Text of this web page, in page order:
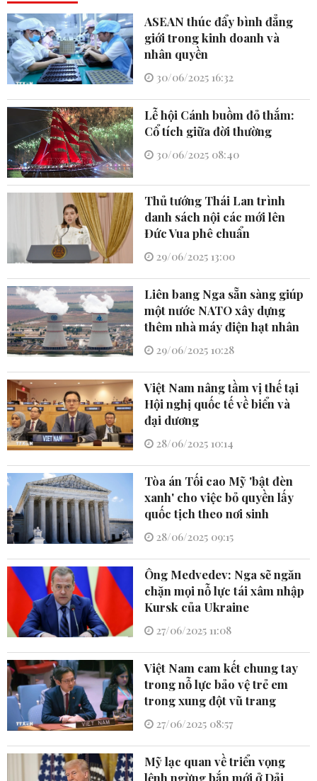
ASEAN thúc đẩy bình đẳng
giới trong kinh doanh và
nhân quyền
30/06/2025 16:32
Lễ hội Cánh buồm đỏ thắm:
Cổ tích giữa đời thường
30/06/2025 08:40
Thủ tướng Thái Lan trình
danh sách nội các mới lên
Đức Vua phê chuẩn
29/06/2025 13:00
Liên bang Nga sẵn sàng giúp
một nước NATO xây dựng
thêm nhà máy điện hạt nhân
29/06/2025 10:28
Việt Nam nâng tầm vị thế tại
Hội nghị quốc tế về biển và
đại dương
28/06/2025 10:14
Tòa án Tối cao Mỹ 'bật đèn
xanh' cho việc bỏ quyền lấy
quốc tịch theo nơi sinh
28/06/2025 09:15
Ông Medvedev: Nga sẽ ngăn
chặn mọi nỗ lực tái xâm nhập
Kursk của Ukraine
27/06/2025 11:08
Việt Nam cam kết chung tay
trong nỗ lực bảo vệ trẻ em
trong xung đột vũ trang
27/06/2025 08:57
Mỹ lạc quan về triển vọng
lệnh ngừng bắn mới ở Dải